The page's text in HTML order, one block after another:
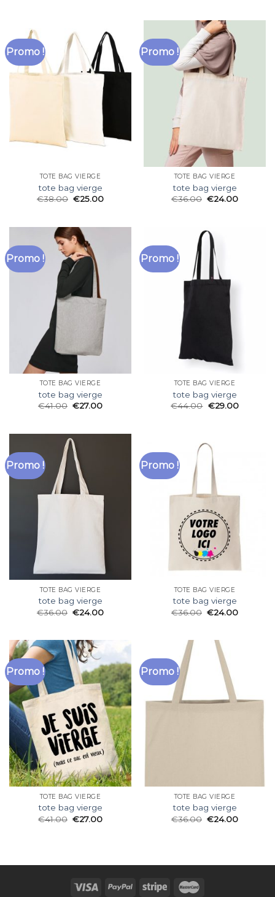
Promo !
TOTE BAG VIERGE
tote bag vierge
€38.00 €25.00
Promo !
TOTE BAG VIERGE
tote bag vierge
€36.00 €24.00
Promo !
TOTE BAG VIERGE
tote bag vierge
€41.00 €27.00
Promo !
TOTE BAG VIERGE
tote bag vierge
€44.00 €29.00
Promo !
TOTE BAG VIERGE
tote bag vierge
€36.00 €24.00
Promo !
TOTE BAG VIERGE
tote bag vierge
€36.00 €24.00
Promo !
TOTE BAG VIERGE
tote bag vierge
€41.00 €27.00
Promo !
TOTE BAG VIERGE
tote bag vierge
€36.00 €24.00